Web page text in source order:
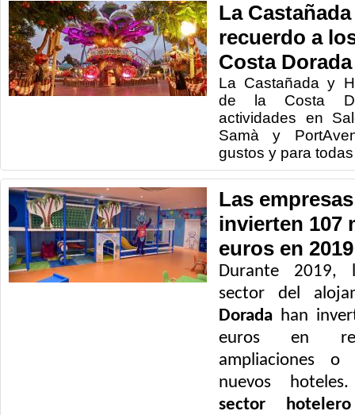
La
recuerdo a
Costa Dorada
La Castañada y
de la Costa
actividades en
Samà y
gustos y para
Las
invierten 107
euros en 2019
Durante 2019,
sector del
Dorada han
euros en
ampliaciones
nuevos
sector hotelero